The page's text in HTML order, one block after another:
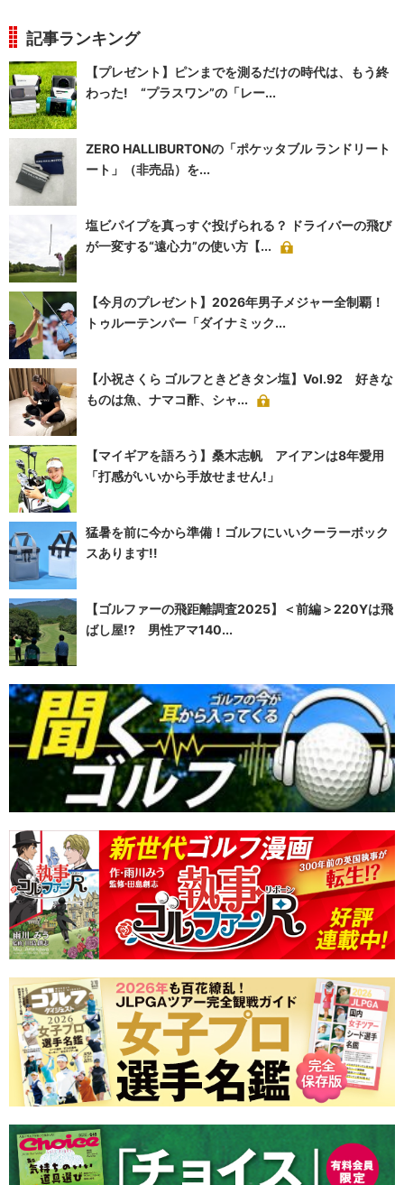
記事ランキング
【プレゼント】ピンまでを測るだけの時代は、もう終
わった! “プラスワン”の「レー...
ZERO HALLIBURTONの「ポケッタブル ランドリート
ート」（非売品）を...
塩ビパイプを真っすぐ投げられる？ ドライバーの飛び
が一変する“遠心力”の使い方【...
【今月のプレゼント】2026年男子メジャー全制覇！
トゥルーテンパー「ダイナミック...
【小祝さくら ゴルフときどきタン塩】Vol.92 好きな
ものは魚、ナマコ酢、シャ...
【マイギアを語ろう】桑木志帆 アイアンは8年愛用
「打感がいいから手放せません!」
猛暑を前に今から準備！ゴルフにいいクーラーボック
スあります!!
【ゴルファーの飛距離調査2025】＜前編＞220Yは飛
ばし屋!? 男性アマ140...